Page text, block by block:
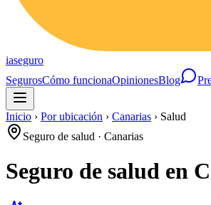
iaseguro
SegurosCómo funcionaOpinionesBlog
Inicio › Por ubicación › Canarias › Salud
Seguro de salud · Canarias
Seguro de salud en